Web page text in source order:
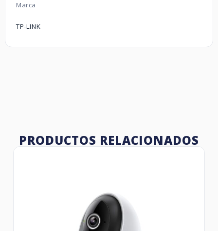
Marca
TP-LINK
PRODUCTOS RELACIONADOS